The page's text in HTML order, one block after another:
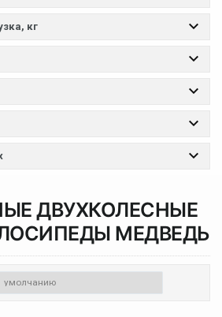
кг
ДВУХКОЛЕСНЫЕ
МЕДВЕДЬ